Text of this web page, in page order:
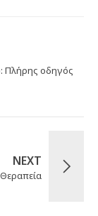
Πλήρης οδηγός
NEXT